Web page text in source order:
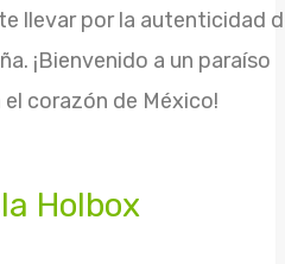
llevar por la autenticidad
¡Bienvenido a un paraíso
el corazón de México!
Holbox